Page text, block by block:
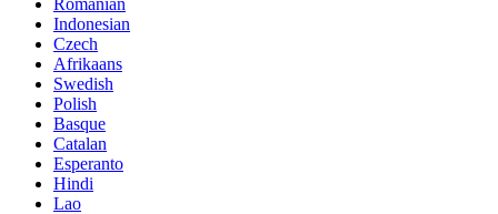
Indonesian
Czech
Afrikaans
Swedish
Polish
Basque
Catalan
Esperanto
Hindi
Lao